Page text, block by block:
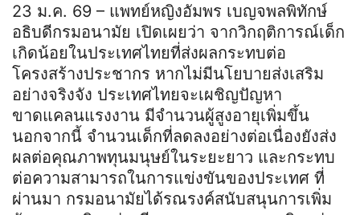
23 ม.ค. 69 – แพทย์หญิงอัมพร เบญจพลพิทักษ์
อธิบดีกรมอนามัย เปิดเผยว่า จากวิกฤติการณ์เด็ก
เกิดน้อยในประเทศไทยที่ส่งผลกระทบต่อ
โครงสร้างประชากร หากไม่มีนโยบายส่งเสริม
อย่างจริงจัง ประเทศไทยจะเผชิญปัญหา
ขาดแคลนแรงงาน มีจำนวนผู้สูงอายุเพิ่มขึ้น
นอกจากนี้ จำนวนเด็กที่ลดลงอย่างต่อเนื่องยังส่ง
ผลต่อคุณภาพทุนมนุษย์ในระยะยาว และกระทบ
ต่อความสามารถในการแข่งขันของประเทศ ที่
ผ่านมา กรมอนามัยได้รณรงค์สนับสนุนการเพิ่ม